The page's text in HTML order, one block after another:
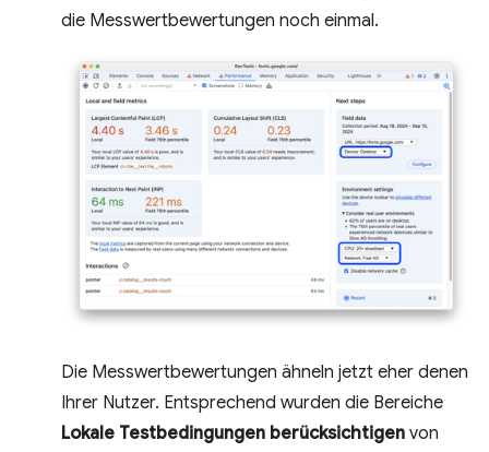
die Messwertbewertungen noch einmal.
Die Messwertbewertungen ähneln jetzt eher denen
Ihrer Nutzer. Entsprechend wurden die Bereiche
Lokale Testbedingungen berücksichtigen von